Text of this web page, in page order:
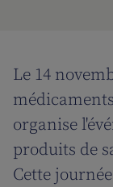
Le 14
organise
produits de
Cette